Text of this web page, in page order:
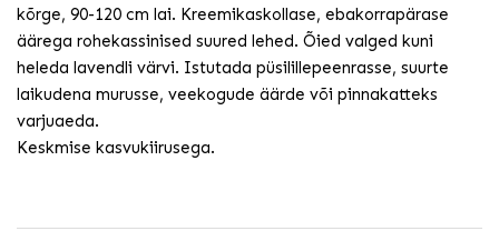
kõrge, 90-120 cm lai. Kreemikaskollase, ebakorrapärase
äärega rohekassinised suured lehed. Õied valged kuni
heleda lavendli värvi. Istutada püsilillepeenrasse, suurte
laikudena murusse, veekogude äärde või pinnakatteks
varjuaeda.
Keskmise kasvukiirusega.